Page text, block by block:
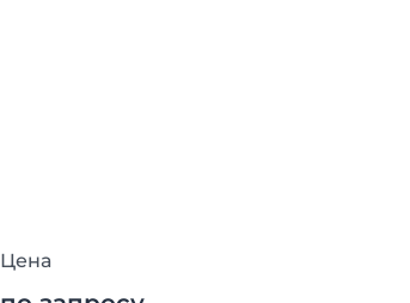
Цена